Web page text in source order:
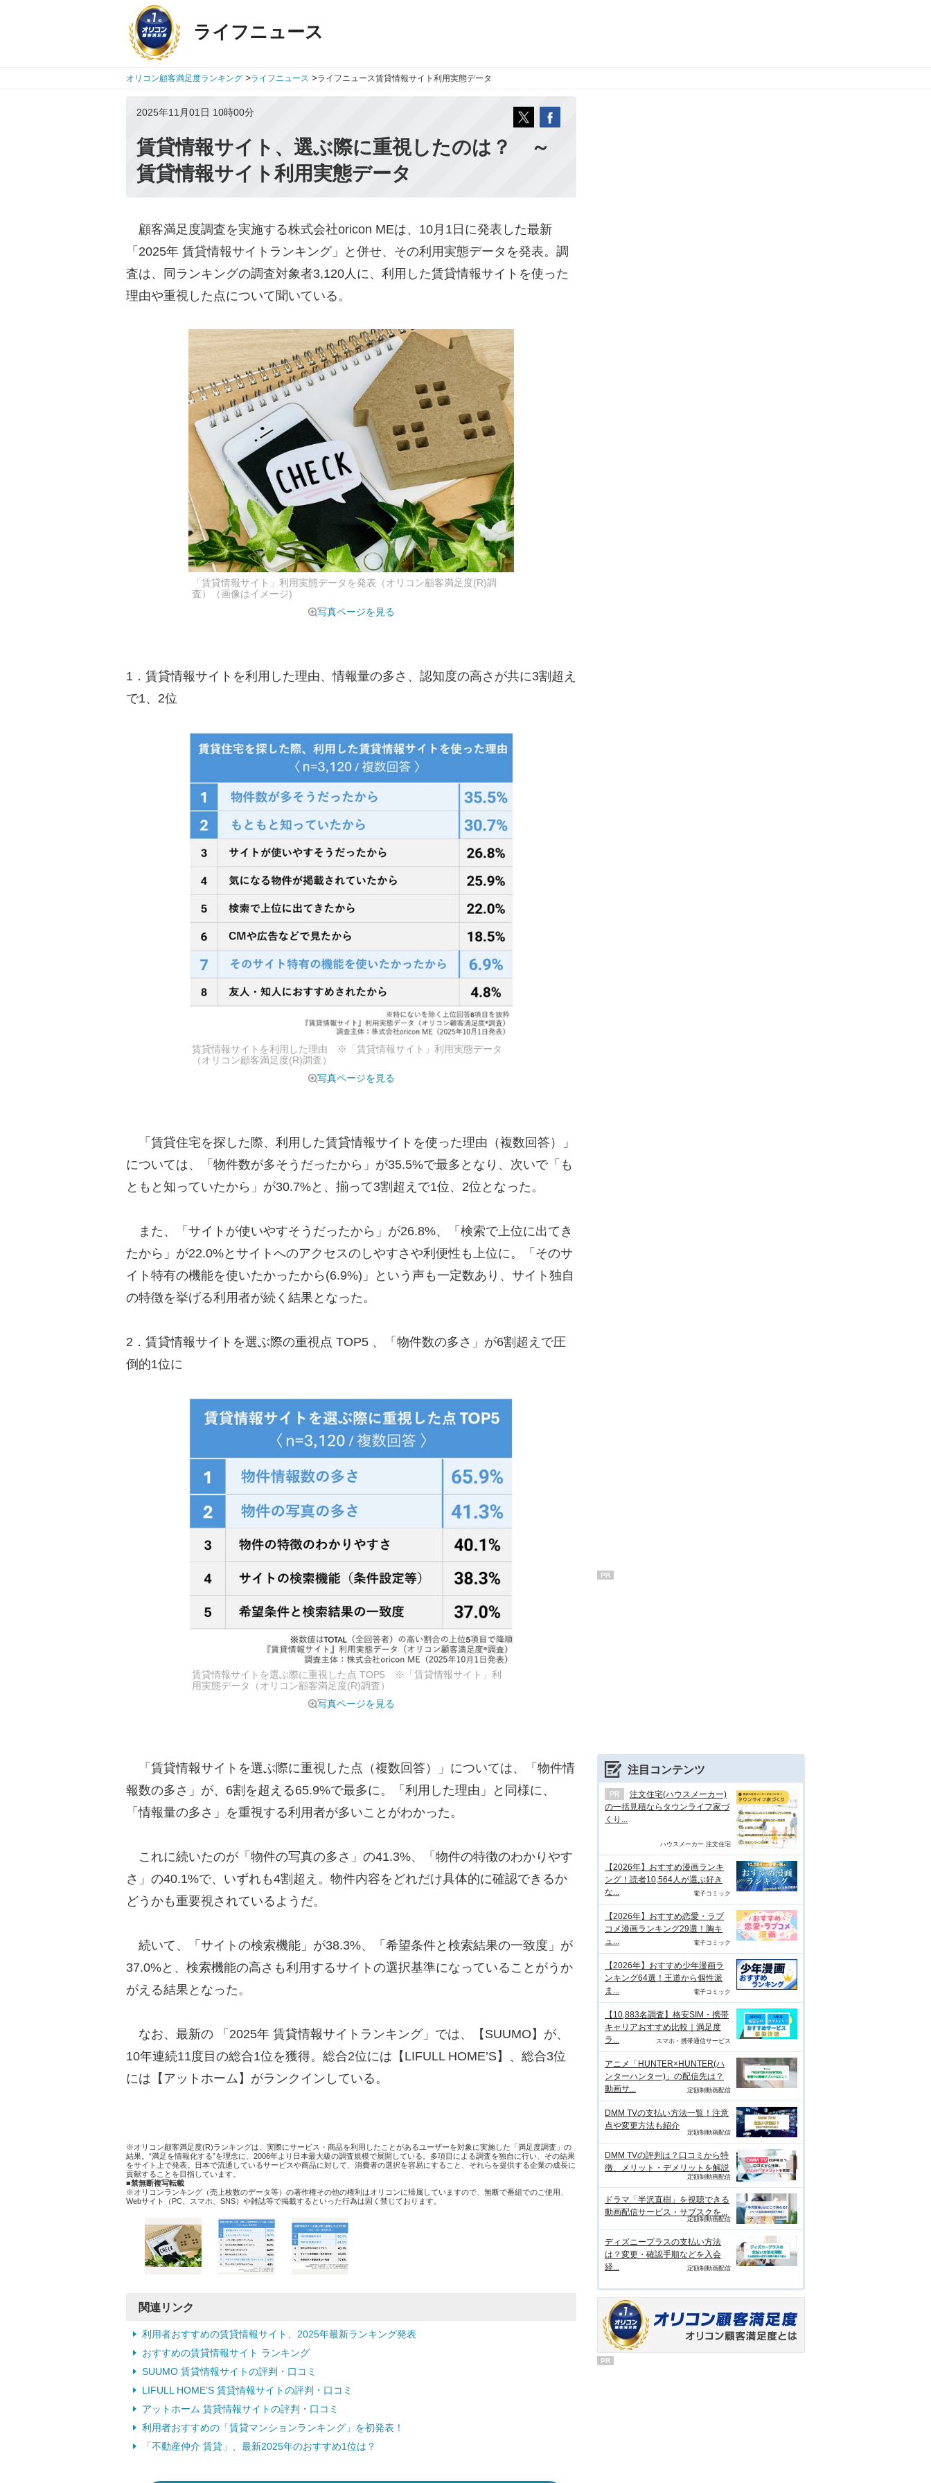
ライフニュース
オリコン顧客満足度ランキング >ライフニュース >ライフニュース賃貸情報サイト利用実態データ
2025年11月01日 10時00分
賃貸情報サイト、選ぶ際に重視したのは？ ～
賃貸情報サイト利用実態データ
顧客満足度調査を実施する株式会社oricon MEは、10月1日に発表した最新
「2025年 賃貸情報サイトランキング」と併せ、その利用実態データを発表。調
査は、同ランキングの調査対象者3,120人に、利用した賃貸情報サイトを使った
理由や重視した点について聞いている。
「賃貸情報サイト」利用実態データを発表（オリコン顧客満足度(R)調
査）（画像はイメージ)
写真ページを見る
1．賃貸情報サイトを利用した理由、情報量の多さ、認知度の高さが共に3割超え
で1、2位
賃貸情報サイトを利用した理由 ※「賃貸情報サイト」利用実態データ
（オリコン顧客満足度(R)調査）
写真ページを見る
「賃貸住宅を探した際、利用した賃貸情報サイトを使った理由（複数回答）」
については、「物件数が多そうだったから」が35.5%で最多となり、次いで「も
ともと知っていたから」が30.7%と、揃って3割超えで1位、2位となった。
また、「サイトが使いやすそうだったから」が26.8%、「検索で上位に出てき
たから」が22.0%とサイトへのアクセスのしやすさや利便性も上位に。「そのサ
イト特有の機能を使いたかったから(6.9%)」という声も一定数あり、サイト独自
の特徴を挙げる利用者が続く結果となった。
2．賃貸情報サイトを選ぶ際の重視点 TOP5 、「物件数の多さ」が6割超えで圧
倒的1位に
賃貸情報サイトを選ぶ際に重視した点 TOP5 ※「賃貸情報サイト」利
用実態データ（オリコン顧客満足度(R)調査）
写真ページを見る
「賃貸情報サイトを選ぶ際に重視した点（複数回答）」については、「物件情
報数の多さ」が、6割を超える65.9%で最多に。「利用した理由」と同様に、
「情報量の多さ」を重視する利用者が多いことがわかった。
これに続いたのが「物件の写真の多さ」の41.3%、「物件の特徴のわかりやす
さ」の40.1%で、いずれも4割超え。物件内容をどれだけ具体的に確認できるか
どうかも重要視されているようだ。
続いて、「サイトの検索機能」が38.3%、「希望条件と検索結果の一致度」が
37.0%と、検索機能の高さも利用するサイトの選択基準になっていることがうか
がえる結果となった。
なお、最新の 「2025年 賃貸情報サイトランキング」では、【SUUMO】が、
10年連続11度目の総合1位を獲得。総合2位には【LIFULL HOME’S】、総合3位
には【アットホーム】がランクインしている。
※オリコン顧客満足度(R)ランキングは、実際にサービス・商品を利用したことがあるユーザーを対象に実施した「満足度調査」の
結果。“満足を情報化する”を理念に、2006年より日本最大級の調査規模で展開している。多項目による調査を独自に行い、その結果
をサイト上で発表。日本で流通しているサービスや商品に対して、消費者の選択を容易にすること、それらを提供する企業の成長に
貢献することを目指しています。
■禁無断複写転載
※オリコンランキング（売上枚数のデータ等）の著作権その他の権利はオリコンに帰属していますので、無断で番組でのご使用、
Webサイト（PC、スマホ、SNS）や雑誌等で掲載するといった行為は固く禁じております。
関連リンク
利用者おすすめの賃貸情報サイト、2025年最新ランキング発表
おすすめの賃貸情報サイト ランキング
SUUMO 賃貸情報サイトの評判・口コミ
LIFULL HOME’S 賃貸情報サイトの評判・口コミ
アットホーム 賃貸情報サイトの評判・口コミ
利用者おすすめの「賃貸マンションランキング」を初発表！
「不動産仲介 賃貸」、最新2025年のおすすめ1位は？
PR
注目コンテンツ
注文住宅(ハウスメーカー)
の一括見積ならタウンライフ家づ
くり...
ハウスメーカー 注文住宅
【2026年】おすすめ漫画ランキ
ング！読者10,564人が選ぶ好き
な...
電子コミック
【2026年】おすすめ恋愛・ラブ
コメ漫画ランキング29選！胸キ
ュ...
電子コミック
【2026年】おすすめ少年漫画ラ
ンキング64選！王道から個性派
ま...
電子コミック
【10,883名調査】格安SIM・携帯
キャリアおすすめ比較｜満足度
ラ...
スマホ・携帯通信サービス
アニメ「HUNTER×HUNTER(ハ
ンターハンター)」の配信先は？
動画サ...
定額制動画配信
DMM TVの支払い方法一覧！注意
点や変更方法も紹介
定額制動画配信
DMM TVの評判は？口コミから特
徴、メリット・デメリットを解説
定額制動画配信
ドラマ「半沢直樹」を視聴できる
動画配信サービス・サブスクを...
定額制動画配信
ディズニープラスの支払い方法
は？変更・確認手順などを入会
経...
定額制動画配信
PR